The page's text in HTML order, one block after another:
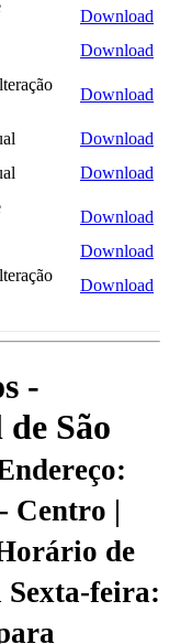
Download
Download
Download
Download
Download
Download
Download
Download
-
São
Centro |
de
Sexta-feira: